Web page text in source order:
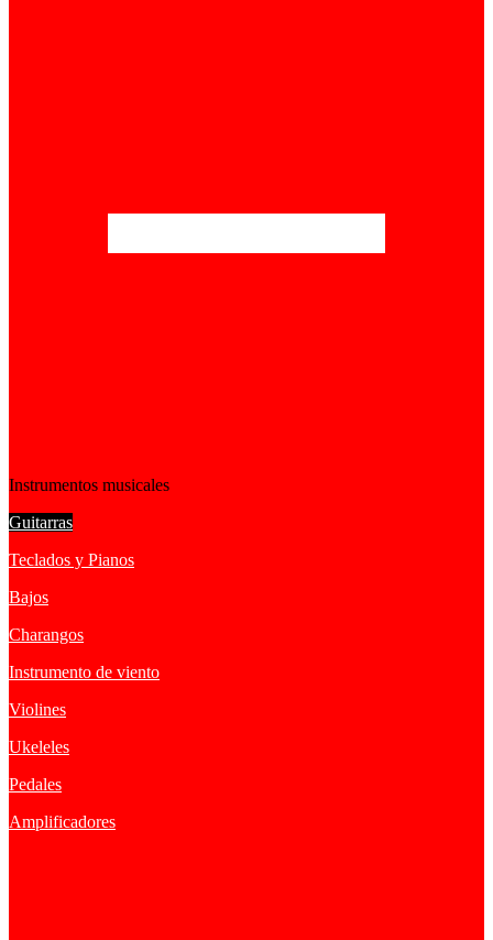
Instrumentos musicales
Guitarras
Teclados y Pianos
Bajos
Charangos
Instrumento de viento
Violines
Ukeleles
Pedales
Amplificadores